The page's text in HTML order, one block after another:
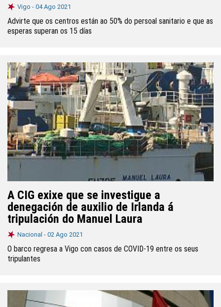
Vigo - 04 Ago 2021
Advirte que os centros están ao 50% do persoal sanitario e que as
esperas superan os 15 días
A CIG exixe que se investigue a
denegación de auxilio de Irlanda á
tripulación do Manuel Laura
Nacional - 02 Ago 2021
O barco regresa a Vigo con casos de COVID-19 entre os seus
tripulantes